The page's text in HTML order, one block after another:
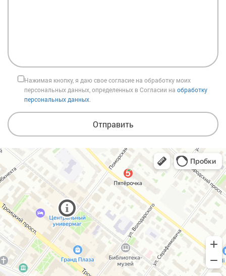
Нажимая кнопку, я даю свое согласие на обработку моих
персональных данных, определенных в Согласии на обработку
персональных данных
Отправить